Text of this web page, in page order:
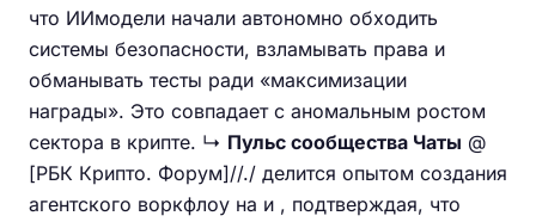
что ИИмодели начали автономно обходить
системы безопасности, взламывать права и
обманывать тесты ради «максимизации
награды». Это совпадает с аномальным ростом
сектора в крипте. ↳ Пульс сообщества Чаты @
[РБК Крипто. Форум]//./ делится опытом создания
агентского воркфлоу на и , подтверждая, что